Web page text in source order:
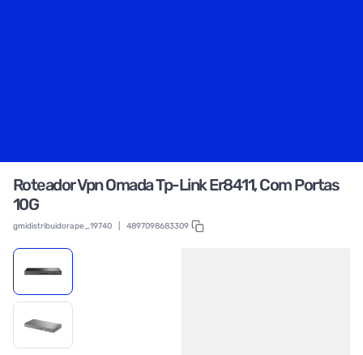
Roteador Vpn Omada Tp-Link Er8411, Com Portas
10G
gmidistribuidorape_19740 4897098683309